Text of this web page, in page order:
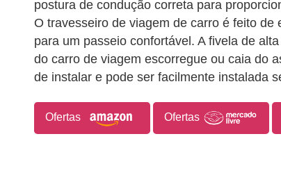
postura de condução correta para
O travesseiro de viagem de carro é feito
para um passeio confortável. A fivela de
do carro de viagem escorregue ou caia do
de instalar e pode ser facilmente instalada
Ofertas Ofertas